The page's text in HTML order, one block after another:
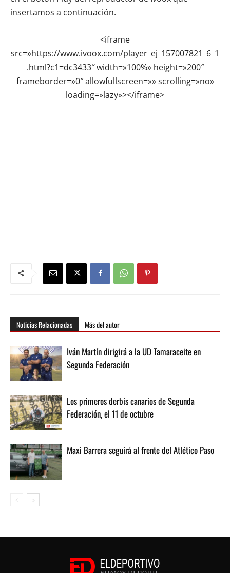
insertamos a continuación.
<iframe
src=»https://www.ivoox.com/player_ej_157007821_6_1
.html?c1=dc3433″ width=»100%» height=»200″
frameborder=»0″ allowfullscreen=»» scrolling=»no»
loading=»lazy»></iframe>
Noticias Relacionadas Más del autor
Iván Martín dirigirá a la UD Tamaraceite en
Segunda Federación
Los primeros derbis canarios de Segunda
Federación, el 11 de octubre
Maxi Barrera seguirá al frente del Atlético Paso